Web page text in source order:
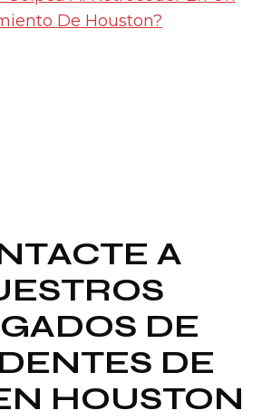
De Houston?
A
DE
DE
HOUSTON